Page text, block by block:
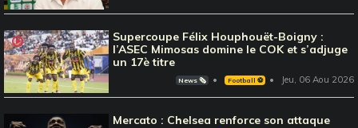
Supercoupe Félix Houphouët-Boigny :
l’ASEC Mimosas domine le COK et s’adjuge
un 17è titre
News 🗞️ Football ⚽️ Jeu, 06 Aou 2026
Mercato : Chelsea renforce son attaque